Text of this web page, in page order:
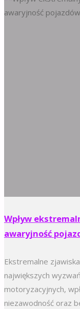
Wpływ
awaryjność
Ekstremalne
największych
motoryzacyjnych,
niezawodność oraz